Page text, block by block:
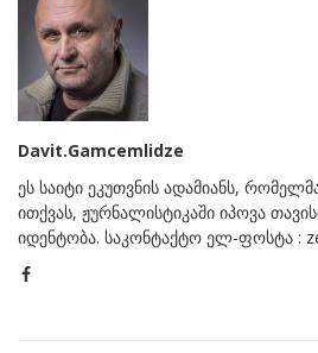
Davit.Gamcemlidze
ეს საიტი ეკუთვნის ადამიანს,
ითქვას, ჟურნალისტიკაში იპოვა
იდენტობა. საკონტაქტო ელ-ფოსტა :